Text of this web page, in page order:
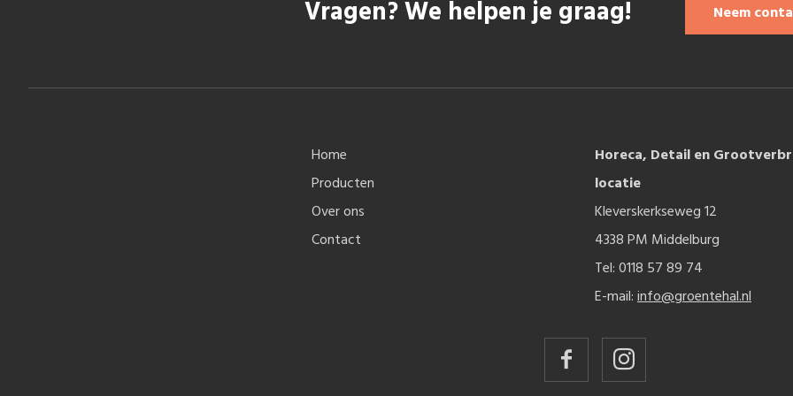
Vragen? We helpen je graag! Neem
Home
Producten
Over ons
Contact
Horeca, Detail en
locatie
Kleverskerkseweg 12
4338 PM Middelburg
Tel: 0118 57 89 74
E-mail:info@groentehal.nl